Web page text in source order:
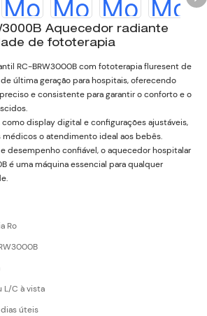
Aquecedor radiante
de fototerapia
RC-BRW3000B com fototerapia fluresent de
última geração para hospitais, oferecendo
e consistente para garantir o conforto e o
como display digital e configurações ajustáveis,
o atendimento ideal aos bebês.
desempenho confiável, o aquecedor hospitalar
é uma máquina essencial para qualquer
Ro
L/C à vista
dias úteis